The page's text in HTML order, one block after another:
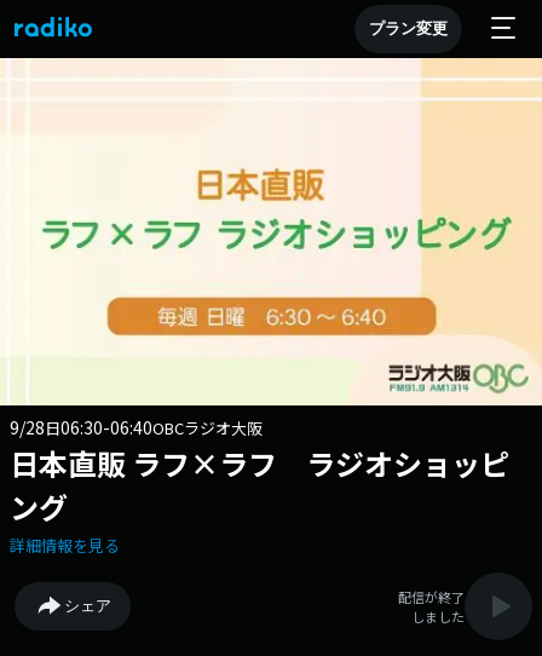
プラン変更
9/28日06:30-06:40OBCラジオ大阪
日本直販 ラフ×ラフ ラジオショッピ
ング
詳細情報を見る
シェア
配信が終了
しました